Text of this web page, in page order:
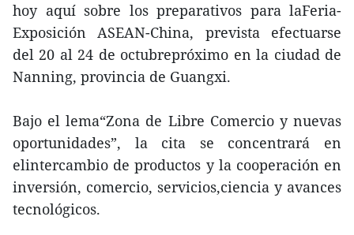
hoy aquí sobre los preparativos para laFeria-
Exposición ASEAN-China, prevista efectuarse
del 20 al 24 de octubrepróximo en la ciudad de
Nanning, provincia de Guangxi.
Bajo el lema“Zona de Libre Comercio y nuevas
oportunidades”, la cita se concentrará en
elintercambio de productos y la cooperación en
inversión, comercio, servicios,ciencia y avances
tecnológicos.